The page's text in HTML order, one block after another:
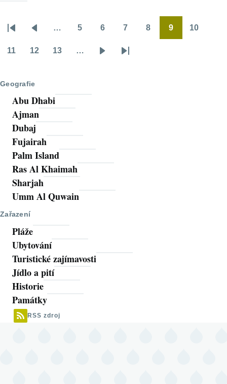
Pagination
First
page
Předchozí
stránka
… 5 6 7 8 9 10
11 12 13 …
NásledujícíPoslední
Geografie
Abu Dhabi
Ajman
Dubaj
Fujairah
Palm Island
Ras Al Khaimah
Sharjah
Umm Al Quwain
Zařazení
Pláže
Ubytování
Turistické zajímavosti
Jídlo a pití
Historie
Památky
RSS zdroj